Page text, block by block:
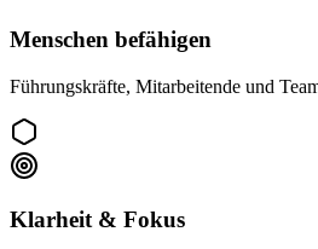
Menschen befähigen
Führungskräfte, Mitarbeitende und
Klarheit & Fokus